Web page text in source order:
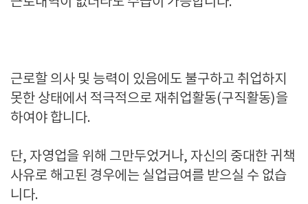
근로할 의사 및 능력이 있음에도 불구하고 취업하지
못한 상태에서 적극적으로 재취업활동(구직활동)을
하여야 합니다.
단, 자영업을 위해 그만두었거나, 자신의 중대한 귀책
사유로 해고된 경우에는 실업급여를 받으실 수 없습
니다.